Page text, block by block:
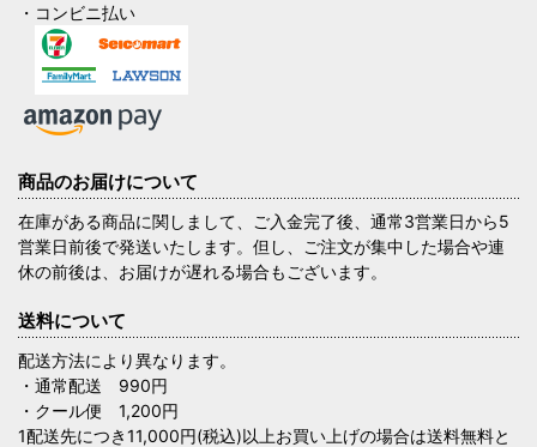
・コンビニ払い
商品のお届けについて
在庫がある商品に関しまして、ご入金完了後、通常3営業日から5
営業日前後で発送いたします。但し、ご注文が集中した場合や連
休の前後は、お届けが遅れる場合もございます。
送料について
配送方法により異なります。
・通常配送 990円
・クール便 1,200円
1配送先につき11,000円(税込)以上お買い上げの場合は送料無料と